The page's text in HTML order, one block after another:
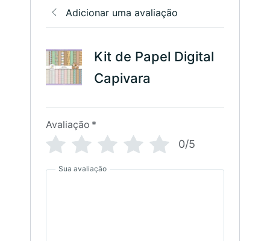
Adicionar uma avaliação
Kit de Papel Digital
Capivara
Avaliação *
0/5
Sua avaliação